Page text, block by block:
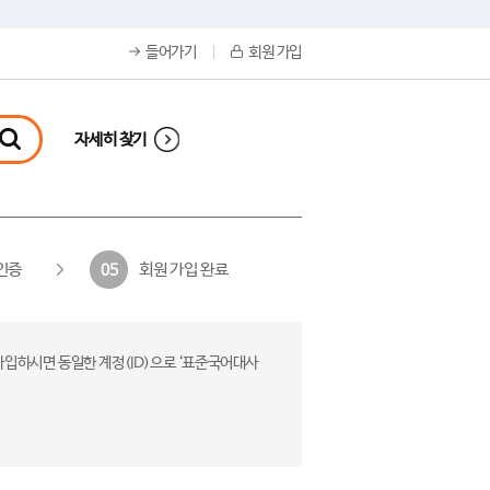
들어가기 회원 가입
자세히 찾기
증 05 회원 가입 완료
하시면 동일한 계정(ID)으로 ‘표준국어대사